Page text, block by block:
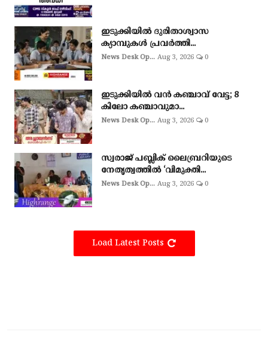
ഇടുക്കിയില്‍ ദുരിതാശ്വാസ
ക്യാമ്പുകള്‍ പ്രവര്‍ത്തി...
News Desk Op... Aug 3, 2026 0
ഇടുക്കിയില്‍ വന്‍ കഞ്ചാവ് വേട്ട; 8
കിലോ കഞ്ചാവുമാ...
News Desk Op... Aug 3, 2026 0
സ്വരാജ് പബ്ലിക് ലൈബ്രറിയുടെ
നേതൃത്വത്തിൽ ‘വിമുക്തി...
News Desk Op... Aug 3, 2026 0
Load Latest Posts